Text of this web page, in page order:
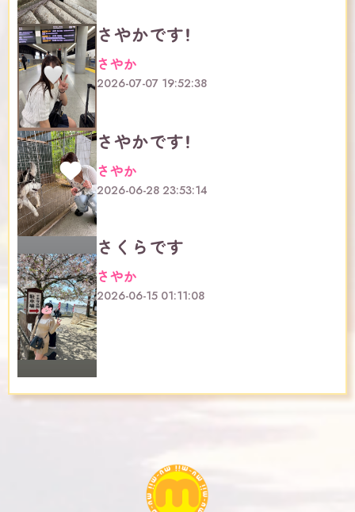
さやかです！
さやか
2026-07-07 19:52:38
さやかです！
さやか
2026-06-28 23:53:14
さくらです
さやか
2026-06-15 01:11:08